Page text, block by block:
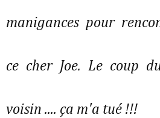
manigances pour
ce cher Joe. Le coup
voisin .... ça m'a tué !!!